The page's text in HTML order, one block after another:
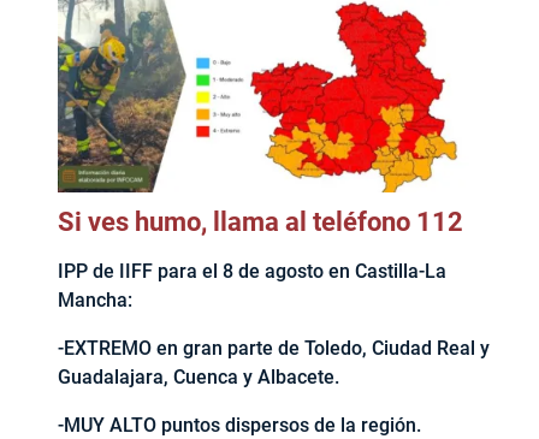
Si ves humo, llama al teléfono 112
IPP de IIFF para el 8 de agosto en Castilla-La
Mancha:
-EXTREMO en gran parte de Toledo, Ciudad Real y
Guadalajara, Cuenca y Albacete.
-MUY ALTO puntos dispersos de la región.